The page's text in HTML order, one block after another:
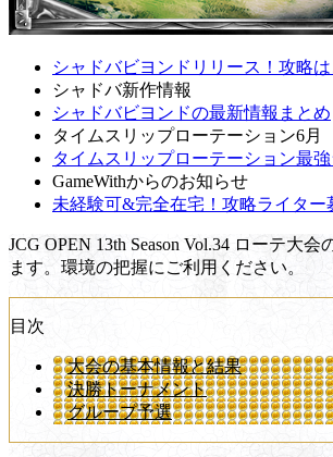
シャドバビヨンドリリース！攻略は
シャドバ新作情報
シャドバビヨンドの最新情報まとめ
タイムスリップローテーション6月
タイムスリップローテーション最
GameWithからのお知らせ
未経験可&完全在宅！攻略ライター
JCG OPEN 13th Season Vol.34 ローテ大
ます。環境の把握にご利用ください。
目次
大会の基本情報と結果
決勝トーナメント
グループ予選